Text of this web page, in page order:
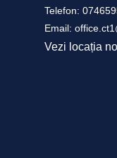
Telefon:
Email:
Vezi locația